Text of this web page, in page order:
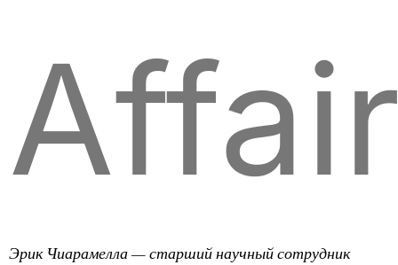
Эрик Чиарамелла — старший научный сотрудник